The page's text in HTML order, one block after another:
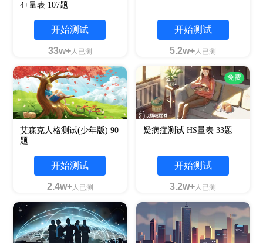
4+量表 107题
开始测试
33w+人已测
开始测试
5.2w+人已测
艾森克人格测试(少年版) 90
题
开始测试
2.4w+人已测
免费
疑病症测试 HS量表 33题
开始测试
3.2w+人已测